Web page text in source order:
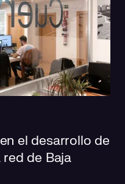
el desarrollo de
de Baja